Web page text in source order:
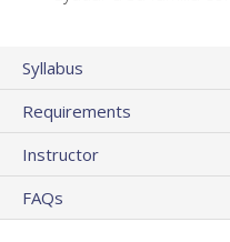
Syllabus
Requirements
Instructor
FAQs